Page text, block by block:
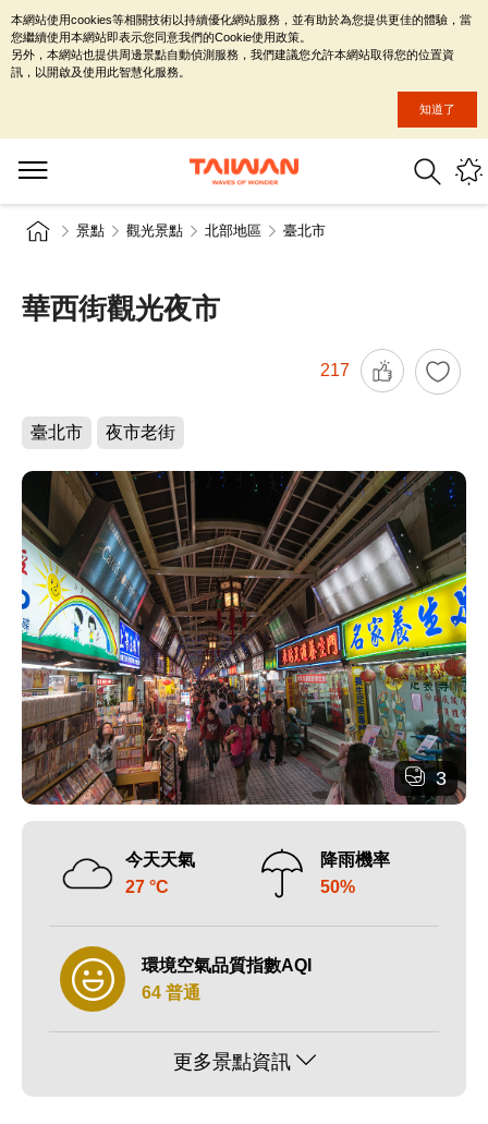
景點 觀光景點 北部地區 臺北市
華西街觀光夜市
217
臺北市 夜市老街
3
今天天氣
27 °C
降雨機率
50%
環境空氣品質指數AQI
64 普通
更多景點資訊
本網站使用cookies等相關技術以持續優化網站服務，並有助於為您提供更佳的體驗，當
您繼續使用本網站即表示您同意我們的Cookie使用政策。
另外，本網站也提供周邊景點自動偵測服務，我們建議您允許本網站取得您的位置資
訊，以開啟及使用此智慧化服務。
知道了